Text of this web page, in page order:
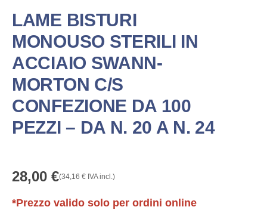
LAME BISTURI
MONOUSO STERILI IN
ACCIAIO SWANN-
MORTON C/S
CONFEZIONE DA 100
PEZZI – DA N. 20 A N. 24
28,00 €(34,16 € IVA incl.)
*Prezzo valido solo per ordini online